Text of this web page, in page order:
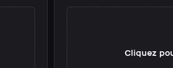
Cliquez